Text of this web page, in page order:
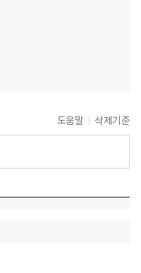
도움말 삭제기준